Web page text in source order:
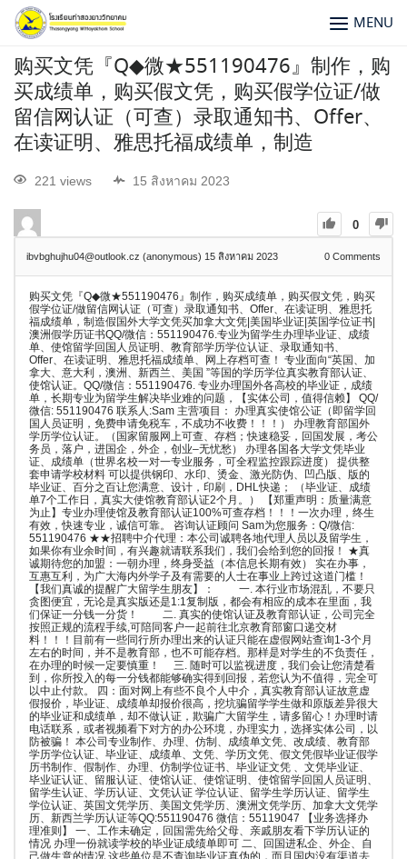
MENU
购买文凭『Q◆微★551190476』制作，购
买成绩单，购买假文凭，购买假学位证/做
留信网认证（可查）录取通知书、Offer、
在读证明、雅思托福成绩单，制造
221 views 15 สิงหาคม 2023
0
ibvbghujhu04@outlook.cz (anonymous) 15 สิงหาคม 2023 0 Comments
购买文凭『Q◆微★551190476』制作，购买成绩单，购买假文凭，购买
假学位证/做留信网认证（可查）录取通知书、Offer、在读证明、雅思托
福成绩单，制造假国外大学文凭买加拿大文凭|美国毕业证|英国学位证书|
澳洲假学历证书QQ/微信：551190476.专业为留学生办理毕业证、成绩
单、使馆留学回国人员证明、教育部学历学位认证、录取通知书、
Offer、在读证明、雅思托福成绩单、网上存档可查！ 专业面向“英国、加
拿大、意大利，澳洲、新西兰、美国 ”等国的学历学位真实教育部认证、
使馆认证。QQ/微信：551190476. 专业办理国外各高校的毕业证，成绩
单，长期专业为留学生解决毕业难的问题，【实体公司，值得信赖】 QQ/
微信: 551190476 联系人:Sam 主营项目： 办理真实使馆公证（即留学回
国人员证明，免费申请免税车，不成功不收费！！！） 办理教育部国外
学历学位认证。（国家留服网上可查、存档；快速稳妥，回国发展，考公
务员，落户，进国企，外企，创业–无忧愁） 办理各国各大学文凭毕业
证、成绩单（世界名校一对一专业服务，可全程监控跟踪进度） 提供整
套申请学校材料 可以提供钢印、水印、烫金、激光防伪、凹凸版、版的
毕业证、百分之百让您满意、设计，印刷，DHL快递； （毕业证、成绩
单7个工作日，真实大使馆教育部认证2个月。） 【郑重声明：质量满意
为止】专业办理使馆及教育部认证100%可查存档！！！一次办理，终生
有效，快速专业，诚信可靠。 咨询认证顾问 Sam为您服务：Q/微信:
551190476 ★★招聘中介代理：本公司诚聘各地代理人员以及留学生，
如果你有业余时间，有兴趣就请联系我们，我们会给到您的回报！ ★真
诚期待您的加盟：一朝办理，终身受益（本信息长期有效） 实在办事，
互惠互利，为广大海内外学子及有需要的人士在事业上跨过这道门槛！
【我们真诚的提醒广大留学生朋友】： 一. 本行业市场混乱，不要只
贪图便宜，无论是真实版还是1:1复制版，都会有相应的成本在里面，我
们保证一分钱一分货！ 二. 真实的使馆认证及教育部认证，公司完全
按照正规的流程手续,可陪同客户一起前往北京教育部窗口递交材
料！！！目前有一些同行所办理出来的认证只能在虚假网站查询1-3个月
左右的时间，并不是教育部，也不可能存档。那样是对学生的不负责任，
在办理的时候一定要慎重！ 三. 随时可以监视进度，我们会让您清楚看
到，你所投入的每一分钱都能够确实得到回报，若您认为不值得，完全可
以中止付款。 四：面对网上有些不良个人中介，真实教育部认证故意虚
假报价，毕业证、成绩单却报价很高，挖坑骗留学学生做和原版差异很大
的毕业证和成绩单，却不做认证，欺骗广大留学生，请多留心！办理时请
电话联系，或者视频看下对方的办公环境，办理实力，选择实体公司，以
防被骗！ 本公司专业制作、办理、仿制、成绩单文凭、改成绩、教育部
学历学位认证、毕业证、成绩单、文凭、学历文凭、假文凭假毕业证假学
历书制作、假制作、办理、仿制学位证书、毕业证文凭 、文凭毕业证、
毕业证认证、留服认证、使馆认证、使馆证明、使馆留学回国人员证明、
留学生认证、学历认证、文凭认证 学位认证、留学生学历认证、留学生
学位认证、英国文凭学历、美国文凭学历、澳洲文凭学历、加拿大文凭学
历、新西兰学历认证等QQ:551190476 微信：55119047 【业务选择办
理准则】 一、工作未确定，回国需先给父母、亲戚朋友看下学历认证的
情况 办理一份就读学校的毕业证成绩单即可 二、回国进私企、外企、自